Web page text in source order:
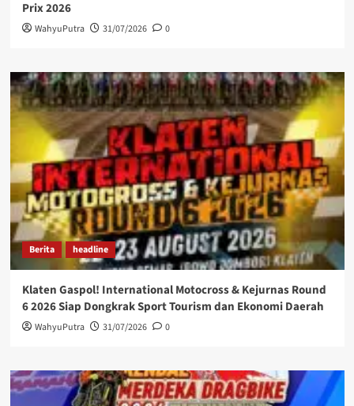
Prix 2026
WahyuPutra 31/07/2026 0
Berita headline
Klaten Gaspol! International Motocross & Kejurnas Round
6 2026 Siap Dongkrak Sport Tourism dan Ekonomi Daerah
WahyuPutra 31/07/2026 0